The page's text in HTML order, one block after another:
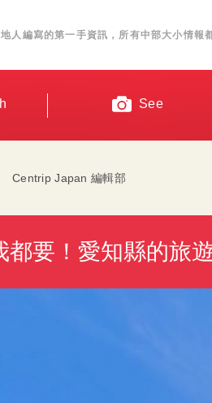
人編寫的第一手資訊，所有中部大小情報
See
Centrip Japan 編輯部
都要！愛知縣的旅